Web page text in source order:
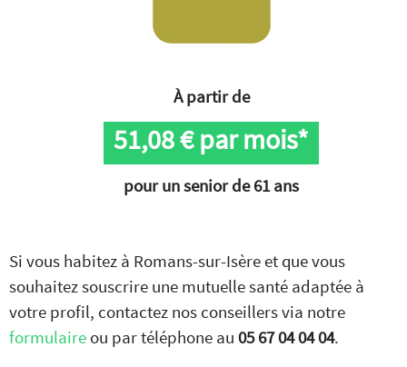
À partir de
51,08€ par mois*
pour un senior de 61 ans
Si vous habitez à Romans-sur-Isère et que vous
souhaitez souscrire une mutuelle santé adaptée à
votre profil, contactez nos conseillers via notre
formulaire ou par téléphone au 05 67 04 04 04.